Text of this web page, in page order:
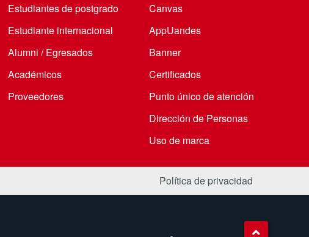
Estudiantes de postgrado
Estudiante internacional
Alumni / Egresados
Académicos
Proveedores
Canvas
AppUandes
Banner
Certificados
Punto único de atención
Dirección de Personas
Uso de marca
Política de privacidad